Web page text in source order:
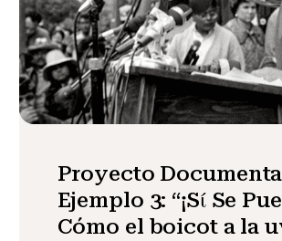
Proyecto
Ejemplo 3: “¡Sί Se
Cómo el boicot a la